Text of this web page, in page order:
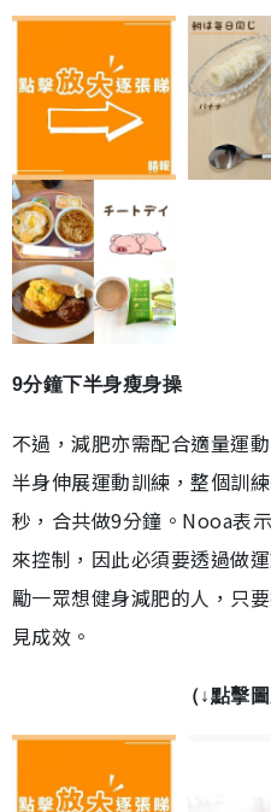
9分鐘下半身瘦身操
不過，減肥亦需配合適量運
半身伸展運動訓練，整個訓
秒，合共做9分鐘。Nooa表
來控制，因此必須要透過做
勵一眾想健身減肥的人，只
見成效。
（↓點擊